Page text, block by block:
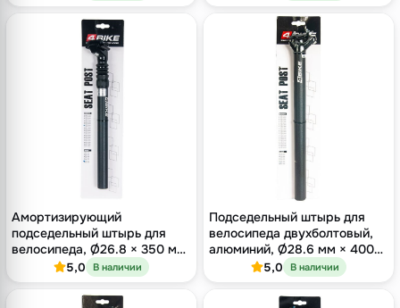
Амортизирующий
подседельный штырь для
велосипеда, Ø26.8 × 350 мм,
оффсет 18 мм, одноболтовый
замок, чёрный
5,0 В наличии
Подседельный штырь для
велосипеда двухболтовый,
алюминий, Ø28.6 мм × 400
мм, оффсет 15 мм
5,0 В наличии